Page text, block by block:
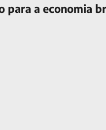
para a economia